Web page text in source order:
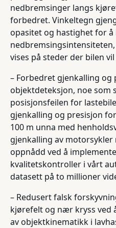
nedbremsinger langs
forbedret. Vinkeltegn
opasitet og hastighet for å
vises på steder der bilen
– Forbedret gjenkalling og
objektdeteksjon, noe som
posisjonsfeilen for
gjenkalling og presisjon
100 m unna med
gjenkalling av motorsykler
oppnådd ved å
kvalitetskontroller i vårt
datasett på to millioner
– Redusert falsk
kjørefelt og nær kryss ved
av objektkinematikk i